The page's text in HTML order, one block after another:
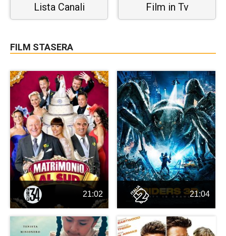
Lista Canali Film in Tv
FILM STASERA
21:02 21:04